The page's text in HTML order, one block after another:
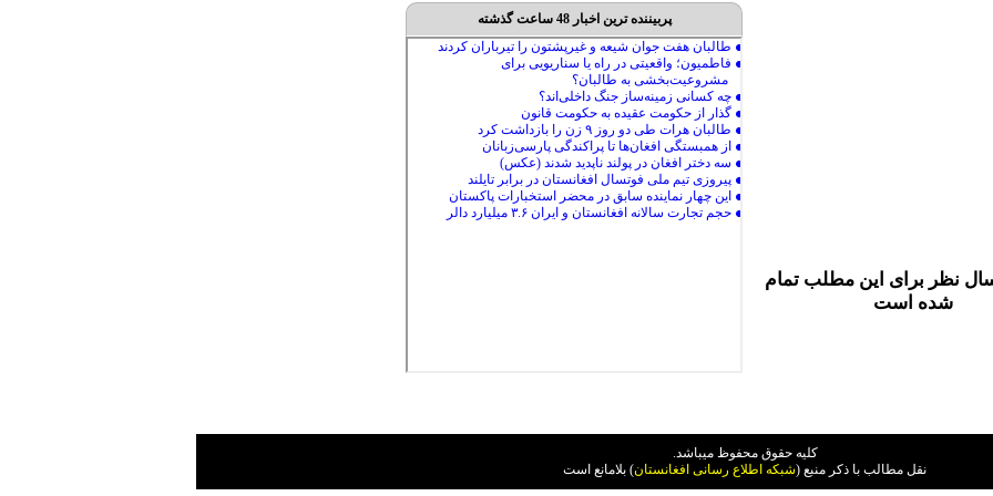
نظر برای این مطلب تمام
شده است
پربیننده ترین اخبار 48 ساعت گذشته
کليه حقوق محفوظ ميباشد.
نقل مطالب با ذکر منبع (شبکه اطلاع رسانی افغانستان) بلامانع است